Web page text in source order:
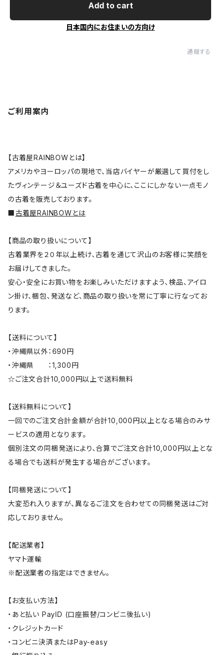
Add to cart
日本国内にお住まいの方向け
通報する
ご利用案内
【古着屋RAINBOWとは】
アメリカやヨーロッパの現地で、当店バイヤーが厳選して買付をし
たヴィンテージ＆ユーズド古着を中心に、ここにしかない一点モノ
の古着を販売しております。
■古着屋RAINBOWとは
【商品の取り扱いについて】
古着業界を２０年以上続け、古着を通じて沢山のお客様に笑顔を
お届けしてきました。
安心・安全にお買い物をお楽しみいただけますよう、検品、アイロ
ン掛け、梱包、発送など、商品の取り扱いを常に丁寧に行なってお
ります。
【送料について】
・沖縄県以外：690円
・沖縄県 ：1,300円
☆ご注文合計10,000円以上で送料無料
【送料無料について】
一回でのご注文合計金額が合計10,000円以上となる場合のみサ
ービスの適用となります。
個別注文の同梱発送により、合算でご注文合計10,000円以上とな
る場合でも送料が発生する場合がございます。
【同梱発送について】
大変恐れ入りますが、異なるご注文を合わせての同梱発送はご対
応しておりません。
【配送業者】
ヤマト運輸
※配送業者の指定はできません。
【お支払い方法】
・あと払い PayID (口座振替/コンビニ後払い)
・クレジットカード
・コンビニ決済またはPay-easy